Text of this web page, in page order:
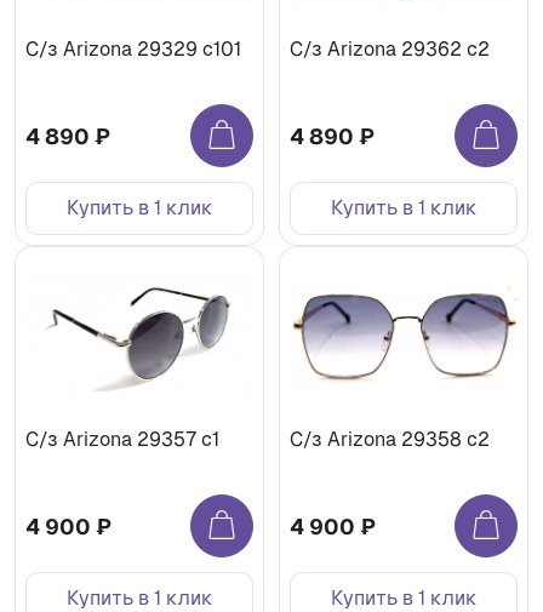
С/з Arizona 29329 c101
4 890 ₽
Купить в 1 клик
С/з Arizona 29362 c2
4 890 ₽
Купить в 1 клик
С/з Arizona 29357 c1
4 900 ₽
Купить в 1 клик
С/з Arizona 29358 c2
4 900 ₽
Купить в 1 клик